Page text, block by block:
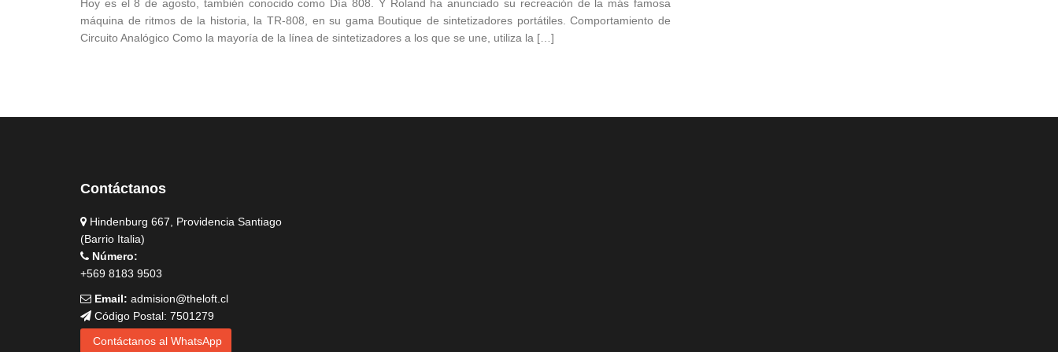
Hoy es el 8 de agosto, también conocido como Día 808. Y Roland ha anunciado su recreación de la más famosa
máquina de ritmos de la historia, la TR-808, en su gama Boutique de sintetizadores portátiles. Comportamiento de
Circuito Analógico Como la mayoría de la línea de sintetizadores a los que se une, utiliza la […]
Contáctanos
Hindenburg 667, Providencia Santiago
(Barrio Italia)
Número:
+569 8183 9503
Email: admision@theloft.cl
Código Postal: 7501279
Contáctanos al WhatsApp